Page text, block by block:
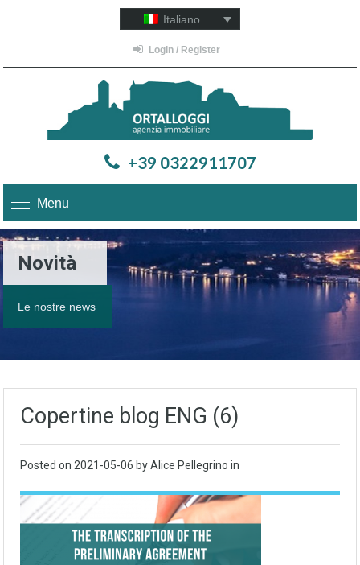
Italiano
Login / Register
+39 0322911707
Menu
Novità
Le nostre news
Copertine blog ENG (6)
Posted on 2021-05-06 by Alice Pellegrino in